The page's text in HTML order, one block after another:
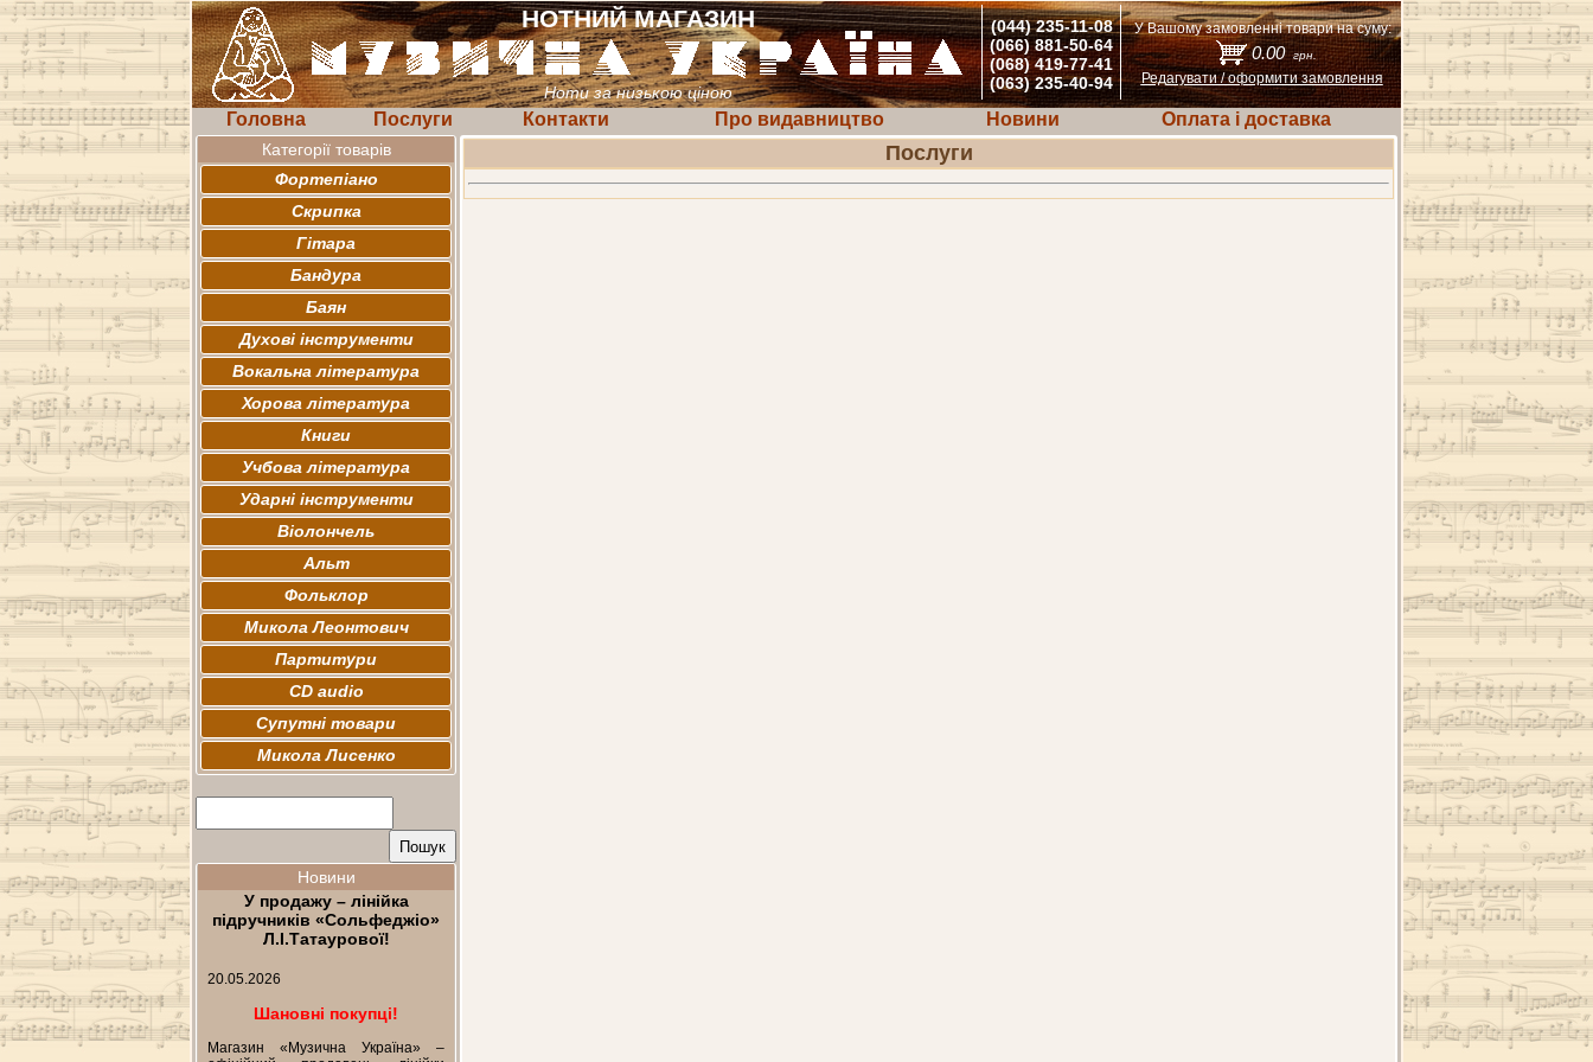
НОТНИЙ МАГАЗИН
Ноти за низькою ціною
(044) 235-11-08
(066) 881-50-64
(068) 419-77-41
(063) 235-40-94
У Вашому замовленні товари на суму:
0.00 грн.
Редагувати / оформити замовлення
Головна Послуги Контакти Про видавництво Новини Оплата і доставка
Категорії товарів
Фортепіано
Скрипка
Гітара
Бандура
Баян
Духові інструменти
Вокальна література
Хорова література
Книги
Учбова література
Ударні інструменти
Віолончель
Альт
Фольклор
Микола Леонтович
Партитури
CD audio
Супутні товари
Микола Лисенко
Новини
У продажу – лінійка
підручників «Сольфеджіо»
Л.І.Татаурової!
20.05.2026
Шановні покупці!
Магазин «Музична Україна» –
Послуги